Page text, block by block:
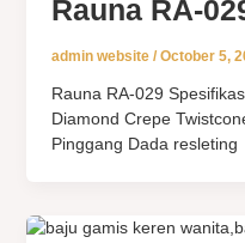
Rauna RA-
admin website / October 5,
Rauna RA-029
Diamond Crepe
Pinggang Dada